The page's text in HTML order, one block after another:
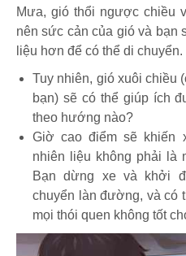
Mưa, gió thổi ngược chiều
nên sức cản của gió và bạn
liệu hơn để có thể di chuyển.
Tuy nhiên, gió xuôi chiều
bạn) sẽ có thể giúp ích
theo hướng nào?
Giờ cao điểm sẽ khiến
nhiên liệu không phải là
Bạn dừng xe và khởi
chuyển làn đường, và có
mọi thói quen không tốt